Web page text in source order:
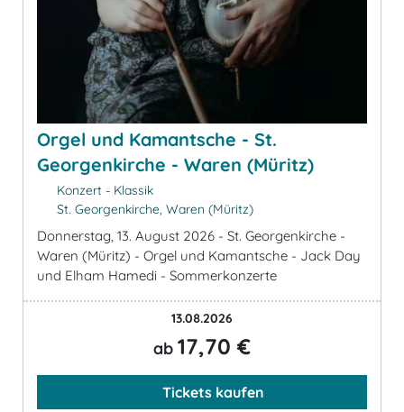
Orgel und Kamantsche - St.
Georgenkirche - Waren (Müritz)
Konzert - Klassik
St. Georgenkirche, Waren (Müritz)
Donnerstag, 13. August 2026 - St. Georgenkirche -
Waren (Müritz) - Orgel und Kamantsche - Jack Day
und Elham Hamedi - Sommerkonzerte
13.08.2026
ab 17,70 €
Tickets kaufen